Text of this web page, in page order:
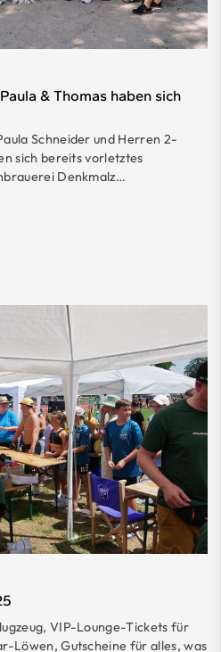
& Thomas haben sich
Schneider und Herren 2-
sich bereits vorletztes
Denkmalz…
VIP-Lounge-Tickets für
Löwen, Gutscheine für alles, was